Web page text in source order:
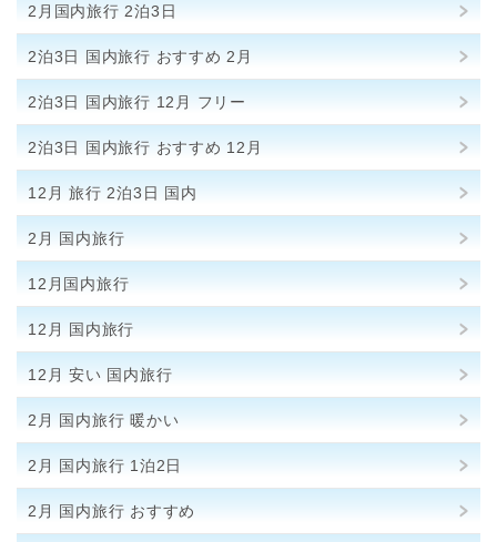
2月国内旅行 2泊3日
2泊3日 国内旅行 おすすめ 2月
2泊3日 国内旅行 12月 フリー
2泊3日 国内旅行 おすすめ 12月
12月 旅行 2泊3日 国内
2月 国内旅行
12月国内旅行
12月 国内旅行
12月 安い 国内旅行
2月 国内旅行 暖かい
2月 国内旅行 1泊2日
2月 国内旅行 おすすめ